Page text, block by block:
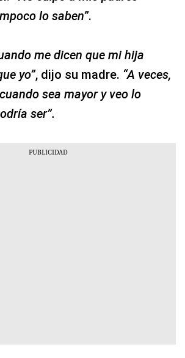
lo saben”.
me dicen que mi hija
yo”, dijo su madre. “A veces,
sea mayor y veo lo
ser”.